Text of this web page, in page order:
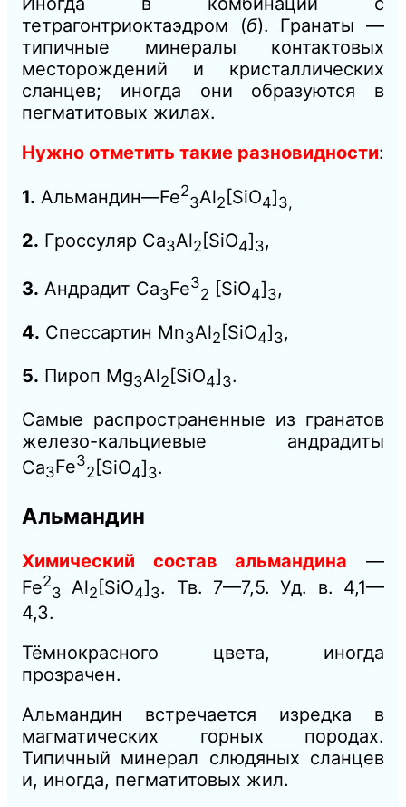
тетрагонтриоктаэдром (б). Гранаты —
типичные минералы контактовых
месторождений и кристаллических
сланцев; иногда они образуются в
пегматитовых жилах.
Нужно отметить такие разновидности:
1. Альмандин—Fe2
3Al2 [SiО4]3,
2. Гроссуляр Ca3Al2 [SiO4]3,
3. Андрадит Ca3Fe3
2 [SiO4]3,
4. Спессартин Mn3Al2 [SiO4]3,
5. Пироп Mg3Al2 [SiO4]3.
Самые распространенные из гранатов
железо-кальциевые андрадиты
Ca3Fe3
2[SiO4]3.
Альмандин
Химический состав альмандина —
Fe2
3 Al2 [SiO4]3. Тв. 7—7,5. Уд. в. 4,1—
4,3.
Тёмнокрасного цвета, иногда
прозрачен.
Альмандин встречается изредка в
магматических горных породах.
Типичный минерал слюдяных сланцев
и, иногда, пегматитовых жил.